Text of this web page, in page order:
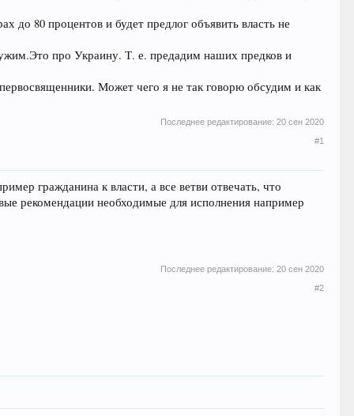
до 80 процентов и будет предлог объявить власть не
про Украину. Т. е. предадим наших предков и
Может чего я не так говорю обсудим и как
Последнее редактирование: 20 сен 2020
#1
гражданина к власти, а все ветви отвечать, что
рекомендации необходимые для исполнения например
Последнее редактирование: 20 сен 2020
#2